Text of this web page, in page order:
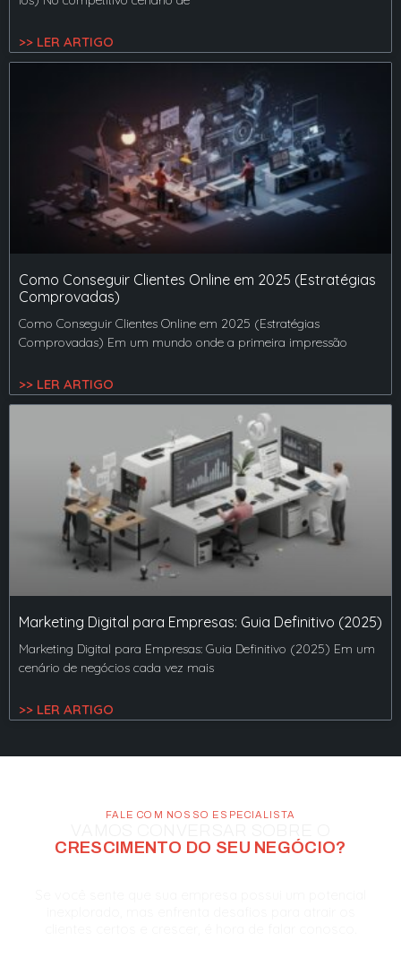
>> LER ARTIGO
Como Conseguir Clientes Online em 2025 (Estratégias
Comprovadas)
Como Conseguir Clientes Online em 2025 (Estratégias
Comprovadas) Em um mundo onde a primeira impressão
>> LER ARTIGO
Marketing Digital para Empresas: Guia Definitivo (2025)
Marketing Digital para Empresas: Guia Definitivo (2025) Em um
cenário de negócios cada vez mais
>> LER ARTIGO
FALE COM NOSSO ESPECIALISTA
CRESCIMENTO DO SEU NEGÓCIO?